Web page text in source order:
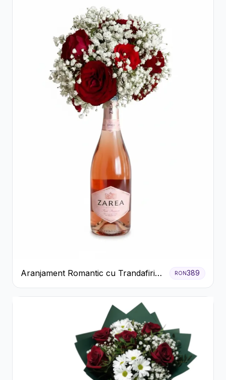
Aranjament Romantic cu Trandafiri
Roșii și Șampanie rose
RON389